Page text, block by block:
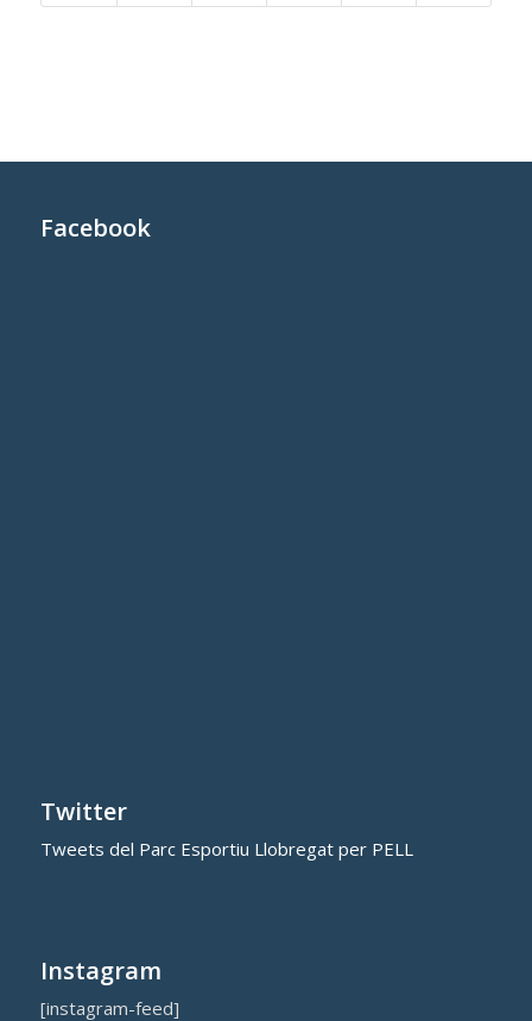
Facebook
Twitter
Tweets del Parc Esportiu Llobregat per PELL
Instagram
[instagram-feed]